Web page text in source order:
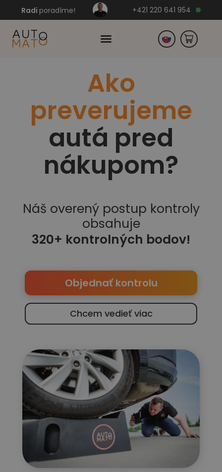
Radi poradíme! +421 220 641 954
Nemecko
Ako
preverujeme
autá pred
nákupom?
Náš overený postup kontroly
obsahuje
320+ kontrolných bodov!
Objednať kontrolu
Chcem vedieť viac